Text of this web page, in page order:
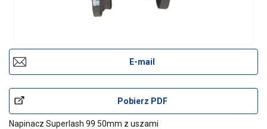
E-mail
Pobierz PDF
Napinacz Superlash 99 50mm z uszami